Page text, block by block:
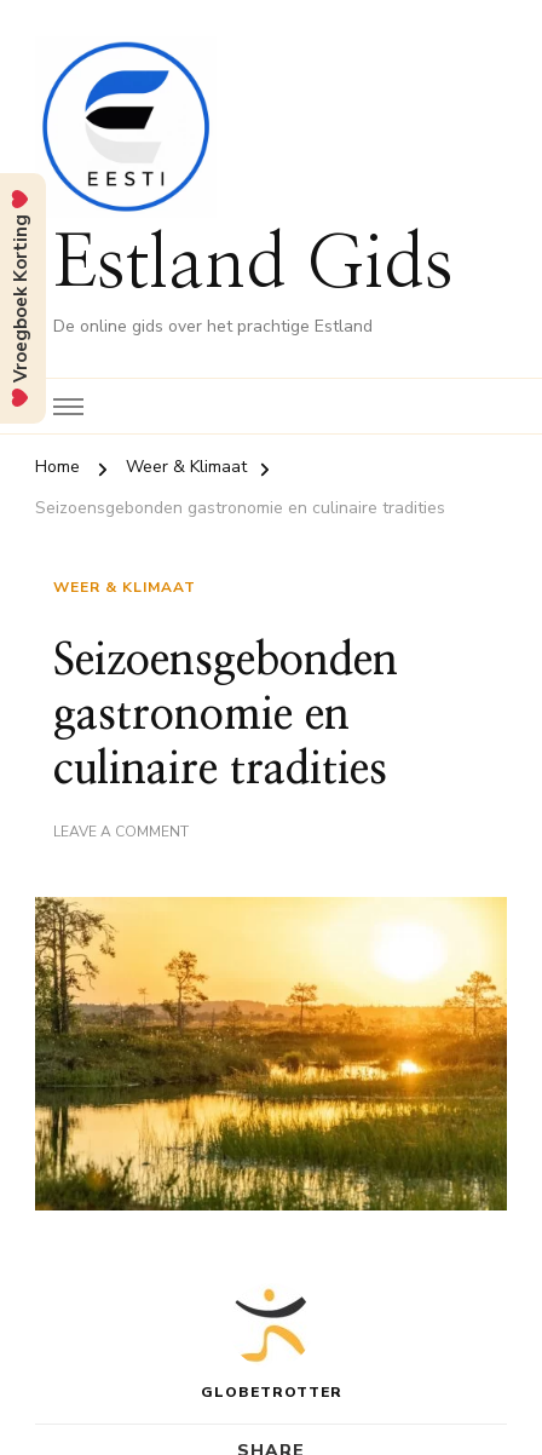
Estland Gids
De online gids over het prachtige Estland
Home
Weer & Klimaat
Seizoensgebonden gastronomie en culinaire tradities
WEER & KLIMAAT
Seizoensgebonden
gastronomie en
culinaire tradities
LEAVE A COMMENTON
GLOBETROTTER
Vroegboek Korting